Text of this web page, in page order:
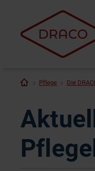
Pflege Die